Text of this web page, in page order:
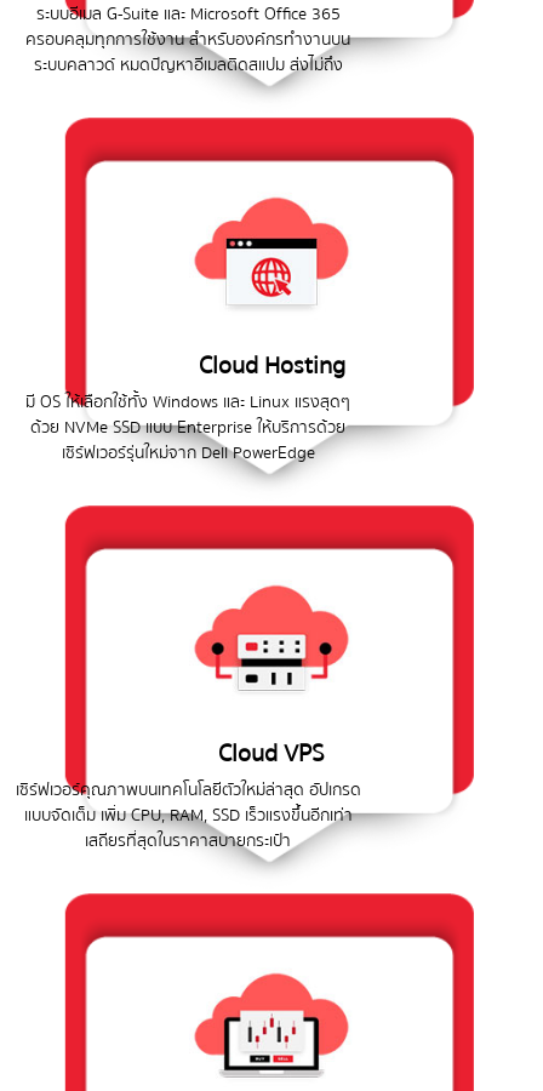
ระบบอีเมล G-Suite และ Microsoft Office 365
ครอบคลุมทุกการใช้งาน สำหรับองค์กรทำงานบน
ระบบคลาวด์ หมดปัญหาอีเมลติดสแปม ส่งไม่ถึง
Cloud Hosting
มี OS ให้เลือกใช้ทั้ง Windows และ Linux แรงสุดๆ
ด้วย NVMe SSD แบบ Enterprise ให้บริการด้วย
เซิร์ฟเวอร์รุ่นใหม่จาก Dell PowerEdge
Cloud VPS
เซิร์ฟเวอร์คุณภาพบนเทคโนโลยีตัวใหม่ล่าสุด อัปเกรด
แบบจัดเต็ม เพิ่ม CPU, RAM, SSD เร็วแรงขึ้นอิีกเท่า
เสถียรที่สุดในราคาสบายกระเป๋า